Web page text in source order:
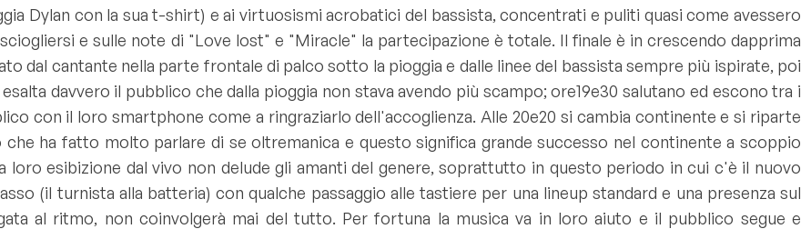
Dylan con la sua t-shirt) e ai virtuosismi acrobatici del bassista, concentrati e puliti quasi come avessero
e sulle note di "Love lost" e "Miracle" la partecipazione è totale. Il finale è in crescendo dapprima
dal cantante nella parte frontale di palco sotto la pioggia e dalle linee del bassista sempre più ispirate, poi
davvero il pubblico che dalla pioggia non stava avendo più scampo; ore19e30 salutano ed escono tra i
con il loro smartphone come a ringraziarlo dell'accoglienza. Alle 20e20 si cambia continente e si riparte
che ha fatto molto parlare di se oltremanica e questo significa grande successo nel continente a scoppio
loro esibizione dal vivo non delude gli amanti del genere, soprattutto in questo periodo in cui c'è il nuovo
(il turnista alla batteria) con qualche passaggio alle tastiere per una lineup standard e una presenza sul
al ritmo, non coinvolgerà mai del tutto. Per fortuna la musica va in loro aiuto e il pubblico segue e